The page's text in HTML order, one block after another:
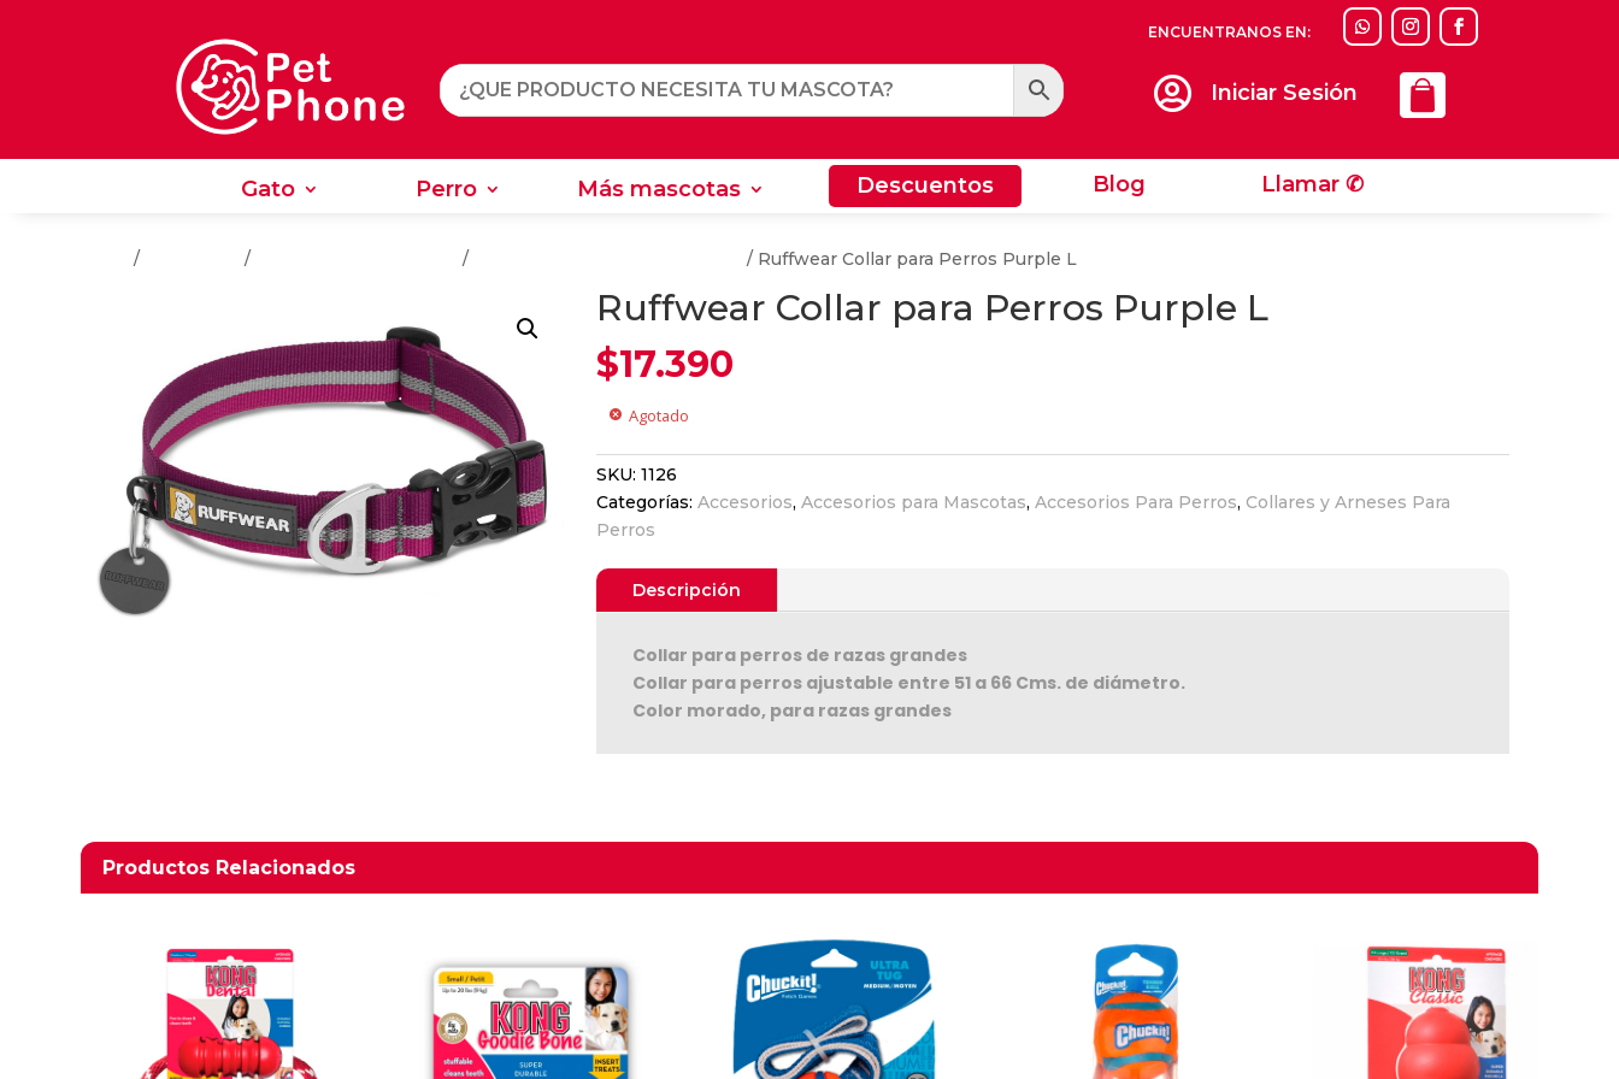
ENCUENTRANOS EN:
 Iniciar Sesión
Gato Perro Más mascotas Descuentos Blog Llamar ✆
Llamar ✆
/ / / / Ruffwear Collar para Perros Purple L
Ruffwear Collar para Perros Purple L
$17.390
cancel Agotado
SKU: 1126
Categorías: Accesorios, Accesorios para Mascotas, Accesorios Para Perros, Collares y Arneses Para
Perros
Descripción
Collar para perros de razas grandes
Collar para perros ajustable entre 51 a 66 Cms. de diámetro.
Color morado, para razas grandes
Productos Relacionados
Productos relacionados